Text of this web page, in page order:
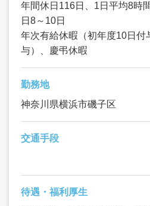
年間休日116日、1日平均8時
日8～10日
年次有給休暇（初年度10日付
与）、慶弔休暇
勤務地
神奈川県横浜市磯子区
交通手段
待遇・福利厚生